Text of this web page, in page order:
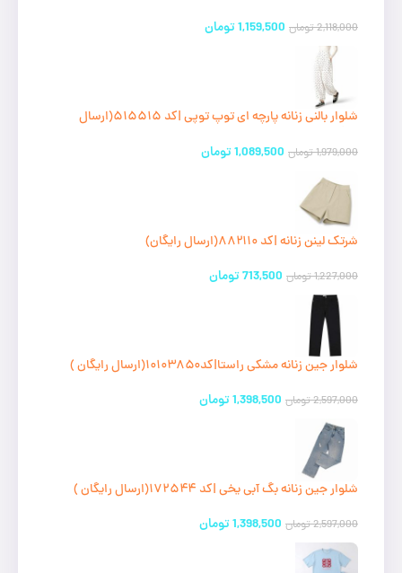
2,118,000تومان 1,159,500تومان
شلوار بالنی زنانه پارچه ای توپ توپی |کد ۵۱۵۵۱۵(ارسال
1,979,000تومان 1,089,500تومان
شرتک لینن زنانه |کد ۸۸۲۱۱۰(ارسال رایگان)
1,227,000تومان 713,500تومان
شلوار جین زنانه مشکی راستا|کد۱۰۱۰۳۸۵۰(ارسال رایگان )
2,597,000تومان 1,398,500تومان
شلوار جین زنانه بگ آبی یخی |کد ۱۷۲۵۴۴(ارسال رایگان )
2,597,000تومان 1,398,500تومان